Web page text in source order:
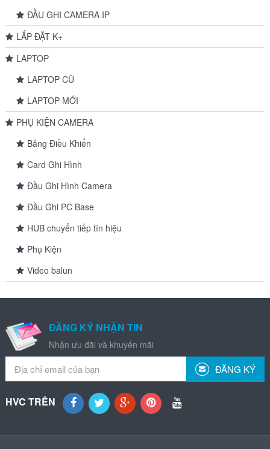
ĐẦU GHI CAMERA IP
LẮP ĐẶT K+
LAPTOP
LAPTOP CŨ
LAPTOP MỚI
PHỤ KIỆN CAMERA
Bảng Điều Khiển
Card Ghi Hình
Đầu Ghi Hình Camera
Đầu Ghi PC Base
HUB chuyển tiếp tín hiệu
Phụ Kiện
Video balun
ĐĂNG KÝ NHẬN TIN
Nhận ưu đãi và khuyến mãi
ĐĂNG KÝ
HVC TRÊN